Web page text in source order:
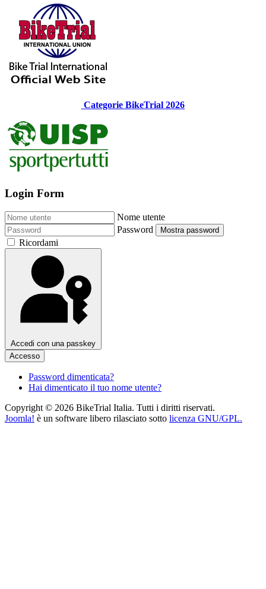
Categorie BikeTrial 2026
Login Form
Nome utente
Password
Mostra password
Ricordami
Accedi con una passkey
Accesso
Password dimenticata?
Hai dimenticato il tuo nome utente?
Copyright © 2026 BikeTrial Italia. Tutti i diritti riservati.
Joomla! è un software libero rilasciato sotto licenza GNU/GPL.